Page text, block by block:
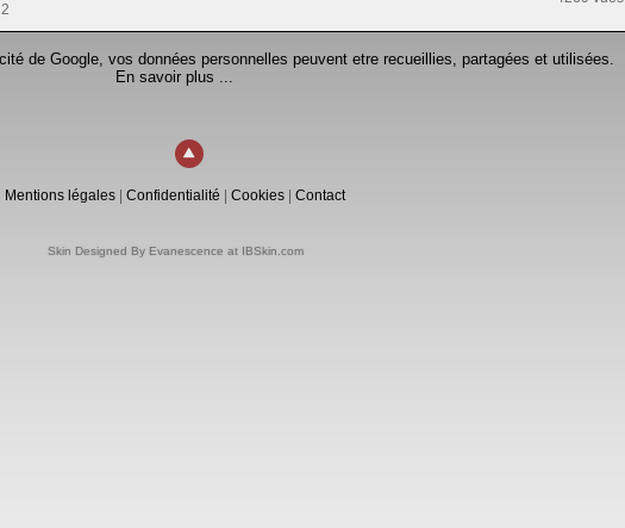
de Google, vos données personnelles peuvent etre recueillies, partagées et utilisées.
En savoir plus ...
Mentions légales| Confidentialité Cookies| Contact
Skin Designed By Evanescence at IBSkin.com